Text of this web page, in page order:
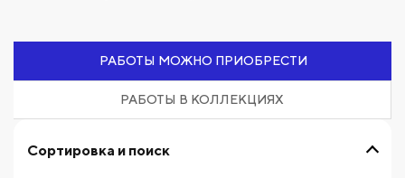
РАБОТЫ МОЖНО ПРИОБРЕСТИ
РАБОТЫ В КОЛЛЕКЦИЯХ
Сортировка и поиск